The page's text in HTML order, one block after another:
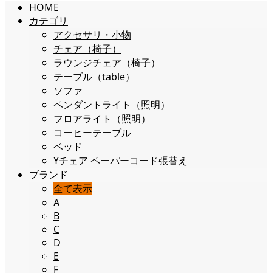
HOME
カテゴリ
アクセサリ・小物
チェア（椅子）
ラウンジチェア（椅子）
テーブル（table）
ソファ
ペンダントライト（照明）
フロアライト（照明）
コーヒーテーブル
ベッド
Yチェア ペーパーコード張替え
ブランド
全て表示
A
B
C
D
E
F